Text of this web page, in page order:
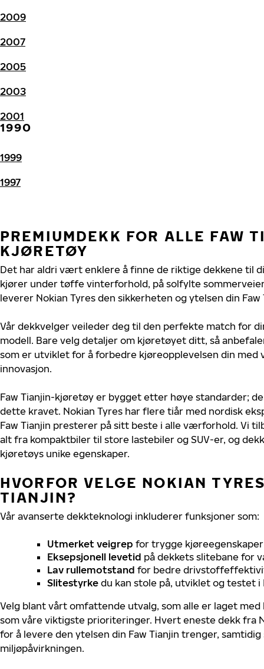
2009
2007
2005
2003
2001
1990
1999
1997
PREMIUMDEKK FOR ALLE FAW
KJØRETØY
Det har aldri vært enklere å finne de riktige dekkene til
kjører under tøffe vinterforhold, på solfylte
leverer Nokian Tyres den sikkerheten og ytelsen din
Vår dekkvelger veileder deg til den perfekte match for
modell. Bare velg detaljer om kjøretøyet ditt, så
som er utviklet for å forbedre kjøreopplevelsen din med
innovasjon.
Faw Tianjin-kjøretøy er bygget etter høye standarder;
dette kravet. Nokian Tyres har flere tiår med nordisk
Faw Tianjin presterer på sitt beste i alle værforhold. Vi
alt fra kompaktbiler til store lastebiler og SUV-er, og
kjøretøys unike egenskaper.
HVORFOR VELGE NOKIAN
TIANJIN?
Vår avanserte dekkteknologi inkluderer funksjoner som:
Utmerket veigrep for trygge
Eksepsjonell levetid på dekkets slitebane for
Lav rullemotstand for bedre
Slitestyrke du kan stole på, utviklet og testet i
Velg blant vårt omfattende utvalg, som alle er laget
som våre viktigste prioriteringer. Hvert eneste dekk fra
for å levere den ytelsen din Faw Tianjin trenger,
miljøpåvirkningen.